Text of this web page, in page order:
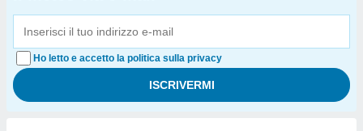
Ho letto e accetto la politica sulla privacy